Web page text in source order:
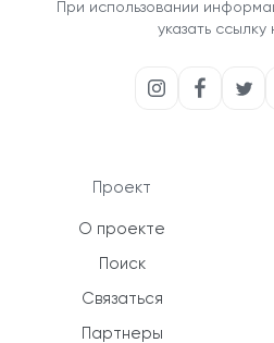
При использовании
указать ссылку
Проект
О проекте
Поиск
Связаться
Партнеры